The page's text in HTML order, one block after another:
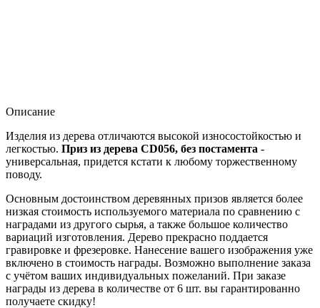
Описание
Изделия из дерева отличаются высокой износостойкостью и
легкостью. Приз из дерева CD056, без постамента -
универсальная, придется кстати к любому торжественному
поводу.
Основным достоинством деревянных призов является более
низкая стоимость используемого материала по сравнению с
наградами из другого сырья, а также большое количество
вариаций изготовления. Дерево прекрасно поддается
гравировке и фрезеровке. Нанесение вашего изображения уже
включено в стоимость награды. Возможно выполнение заказа
с учётом ваших индивидуальных пожеланий. При заказе
награды из дерева в количестве от 6 шт. вы гарантированно
получаете скидку!